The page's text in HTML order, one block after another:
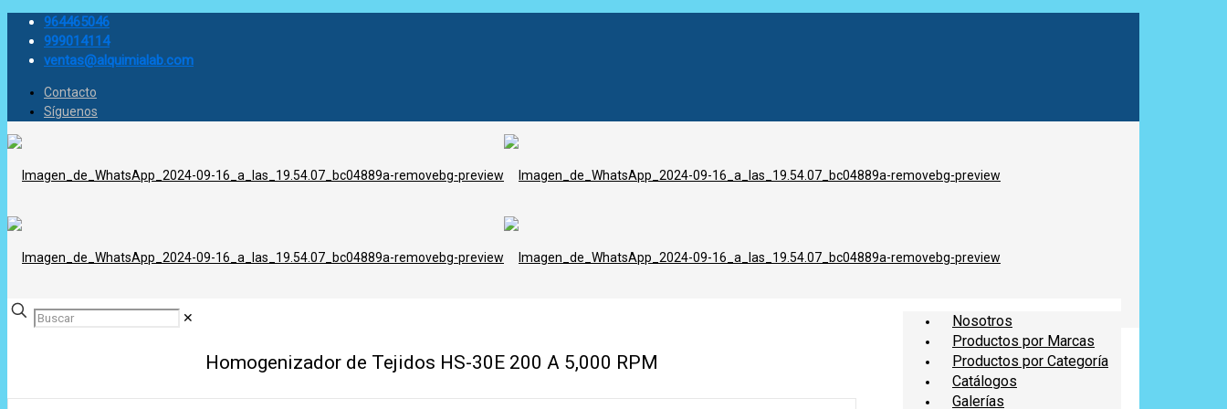
964465046
999014114
ventas@alquimialab.com
Contacto
Síguenos
Nosotros
Productos por Marcas
Productos por Categoría
Catálogos
Galerías
✕
Homogenizador de Tejidos HS-30E 200 A 5,000 RPM